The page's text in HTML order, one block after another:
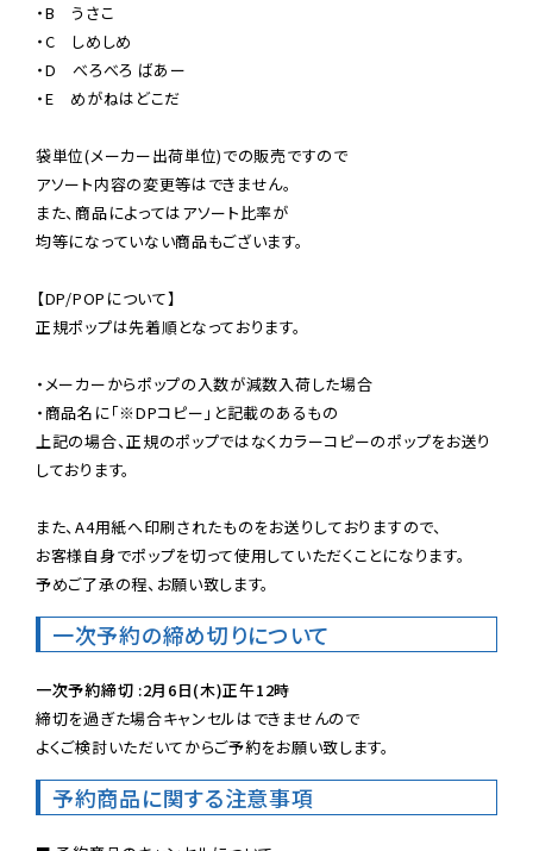
・B　うさこ
・C　しめしめ
・D　べろべろ ばあー
・E　めがねはどこだ
袋単位(メーカー出荷単位)での販売ですので
アソート内容の変更等はできません。
また、商品によってはアソート比率が
均等になっていない商品もございます。
【DP/POPについて】
正規ポップは先着順となっております。
・メーカーからポップの入数が減数入荷した場合
・商品名に「※DPコピー」と記載のあるもの
上記の場合、正規のポップではなくカラーコピーのポップをお送り
しております。
また、A4用紙へ印刷されたものをお送りしておりますので、
お客様自身でポップを切って使用していただくことになります。
予めご了承の程、お願い致します。
一次予約の締め切りについて
一次予約締切 :2月6日(木)正午12時
締切を過ぎた場合キャンセルはできませんので
よくご検討いただいてからご予約をお願い致します。
予約商品に関する注意事項